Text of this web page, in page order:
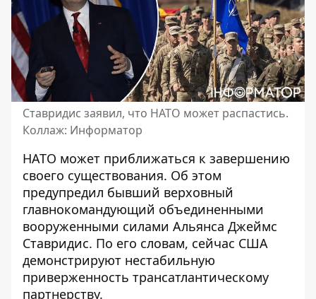
Ставридис заявил, что НАТО может распастись.
Коллаж: Информатор
НАТО может приближаться к завершению
своего существования. Об этом
предупредил бывший верховный
главнокомандующий объединенными
вооруженными силами Альянса Джеймс
Ставридис. По его словам, сейчас США
демонстрируют нестабильную
приверженность трансатлантическому
партнерству.